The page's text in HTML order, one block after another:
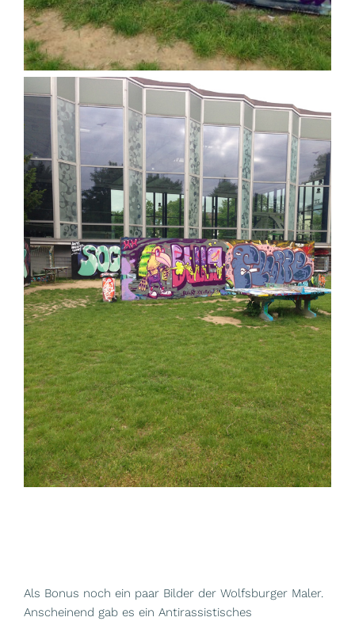
Als Bonus noch ein paar Bilder der Wolfsburger Maler.
Anscheinend gab es ein Antirassistisches